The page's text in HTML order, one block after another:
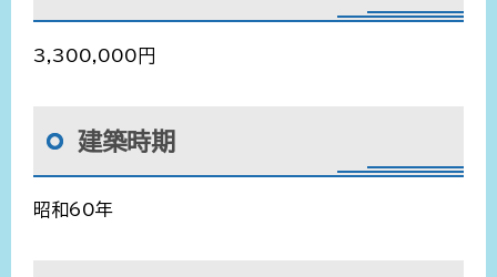
3,300,000円
建築時期
昭和60年